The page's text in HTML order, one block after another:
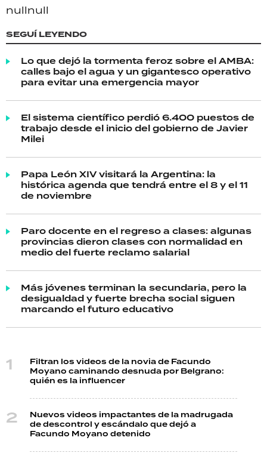
nullnull
SEGUÍ LEYENDO
Lo que dejó la tormenta feroz sobre el AMBA:
calles bajo el agua y un gigantesco operativo
para evitar una emergencia mayor
El sistema científico perdió 6.400 puestos de
trabajo desde el inicio del gobierno de Javier
Milei
Papa León XIV visitará la Argentina: la
histórica agenda que tendrá entre el 8 y el 11
de noviembre
Paro docente en el regreso a clases: algunas
provincias dieron clases con normalidad en
medio del fuerte reclamo salarial
Más jóvenes terminan la secundaria, pero la
desigualdad y fuerte brecha social siguen
marcando el futuro educativo
Filtran los videos de la novia de Facundo
Moyano caminando desnuda por Belgrano:
quién es la influencer
Nuevos videos impactantes de la madrugada
de descontrol y escándalo que dejó a
Facundo Moyano detenido